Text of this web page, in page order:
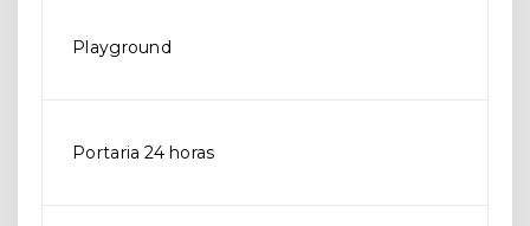
Playground
Portaria 24 horas